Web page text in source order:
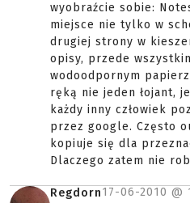
wyobraźcie sobie:
miejsce nie tylko w
drugiej strony w
opisy, przede
wodoodpornym
ręką nie jeden łojant,
każdy inny człowiek
przez google. Często
kopiuje się dla
Dlaczego zatem nie
Regdorn17-06-2010 @